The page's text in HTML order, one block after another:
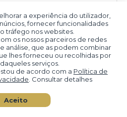
a experiência do utilizador,
fornecer funcionalidades
tráfego nos websites.
os nossos parceiros de redes
análise, que as podem combinar
lhes forneceu ou recolhidas por
serviços.
de acordo com a Política de
. Consultar detalhes
Aceito